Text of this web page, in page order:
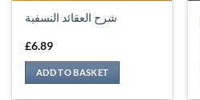
شرح العقائد النسفية
£6.89
ADD TO BASKET